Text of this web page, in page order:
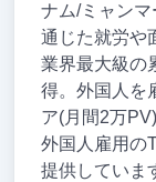
ナム/ミャン
通じた就労や
業界最大級の
得。外国人を
ア(月間2万
外国人雇用の
提供していま